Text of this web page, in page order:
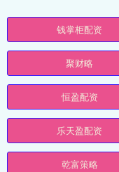
钱掌柜配资
聚财略
恒盈配资
乐天盈配资
乾富策略